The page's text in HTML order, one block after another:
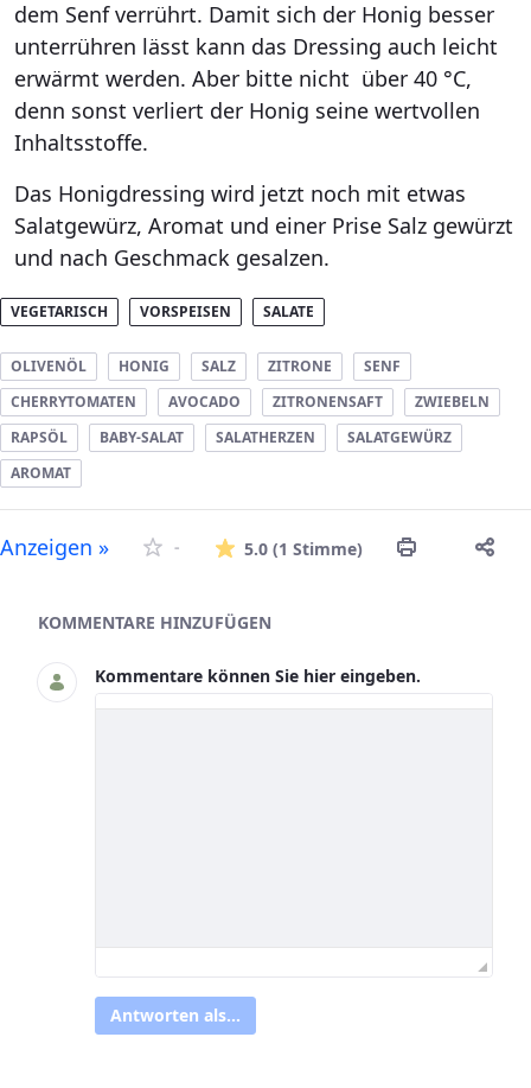
dem Senf verrührt. Damit sich der Honig besser
unterrühren lässt kann das Dressing auch leicht
erwärmt werden. Aber bitte nicht über 40 °C,
denn sonst verliert der Honig seine wertvollen
Inhaltsstoffe.
Das Honigdressing wird jetzt noch mit etwas
Salatgewürz, Aromat und einer Prise Salz gewürzt
und nach Geschmack gesalzen.
VEGETARISCH VORSPEISEN SALATE
OLIVENÖL HONIG SALZ ZITRONE
SENF
CHERRYTOMATEN
AVOCADO ZITRONENSAFT
ZWIEBELN
RAPSÖL
BABY-SALAT SALATHERZEN
SALATGEWÜRZ
AROMAT
Anzeigen » - 5.0 (1 Stimme) Die
Asset-Herausgeber
KOMMENTARE HINZUFÜGEN
Kommentare können Sie hier eingeben.
Antworten als...